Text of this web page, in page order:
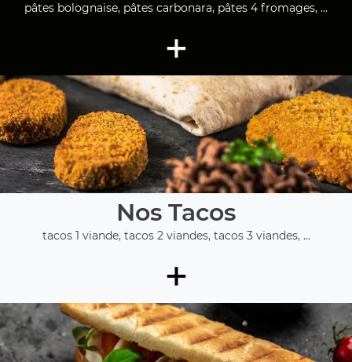
pâtes bolognaise, pâtes carbonara, pâtes 4 fromages, ...
+
Nos Tacos
tacos 1 viande, tacos 2 viandes, tacos 3 viandes, ...
+